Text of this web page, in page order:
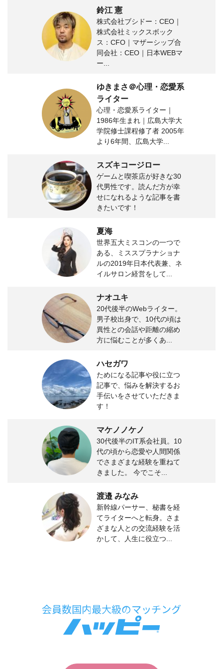
鈴江 憲
株式会社ブシドー：CEO｜
株式会社ミックスボック
ス：CFO｜マザーシップ合
同会社：CEO｜日本WEBマ
ー...
ゆきまさ＠心理・恋愛系
ライター
心理・恋愛系ライター｜
1986年生まれ｜広島大学大
学院修士課程修了者 2005年
より6年間、広島大学...
スズキコージロー
ゲームと喫茶店が好きな30
代男性です。読んだ方が幸
せになれるような記事を書
きたいです！
夏海
世界五大ミスコンの一つで
ある、ミススプラナショナ
ルの2019年日本代表兼、ネ
イルサロン経営をして...
ナオユキ
20代後半のWebライター。
男子校出身で、10代の頃は
異性との会話や距離の縮め
方に悩むことが多くあ...
ハセガワ
ためになる記事や役に立つ
記事で、悩みを解決するお
手伝いをさせていただきま
す！
マケノノケノ
30代後半のIT系会社員。10
代の頃から恋愛や人間関係
でさまざまな経験を重ねて
きました。 今でこそ...
渡邉 みなみ
新幹線パーサー、秘書を経
てライターへと転身。さま
ざまな人との交流経験を活
かして、人生に役立つ...